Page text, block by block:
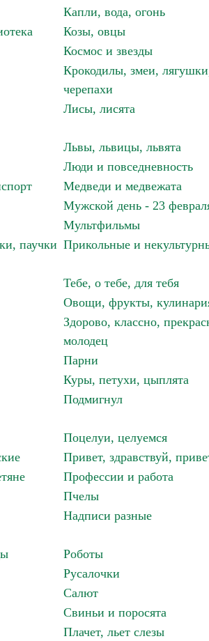
Капли, вода, огонь
Козы, овцы
Космос и звезды
Крокодилы, змеи,
черепахи
Лисы, лисята
Львы, львицы, львята
Люди и повседневность
Медведи и медвежата
Мужской день - 23
Мультфильмы
паучки Прикольные и
Тебе, о тебе, для тебя
Овощи, фрукты,
Здорово, классно,
молодец
Парни
Куры, петухи, цыплята
Подмигнул
Поцелуи, целуемся
Привет, здравствуй,
Профессии и работа
Пчелы
Надписи разные
Роботы
Русалочки
Салют
Свиньи и поросята
Плачет, льет слезы